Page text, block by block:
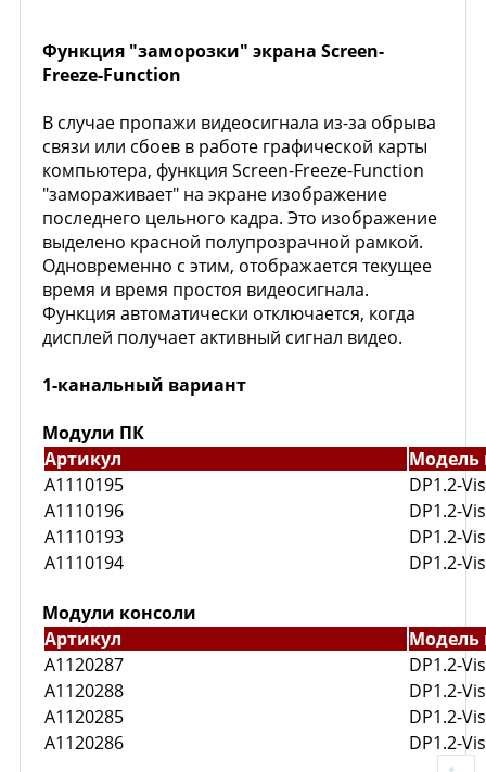
Функция "заморозки" экрана Screen-
Freeze-Function
В случае пропажи видеосигнала из-за обрыва
связи или сбоев в работе графической карты
компьютера, функция Screen-Freeze-Function
"замораживает" на экране изображение
последнего цельного кадра. Это изображение
выделено красной полупрозрачной рамкой.
Одновременно с этим, отображается текущее
время и время простоя видеосигнала.
Функция автоматически отключается, когда
дисплей получает активный сигнал видео.
1-канальный вариант
Модули ПК
Артикул
Модель
A1110195
DP1.2-
A1110196
DP1.2-
A1110193
DP1.2-
A1110194
DP1.2-
Модули консоли
Артикул
Модель
A1120287
DP1.2-
A1120288
DP1.2-
A1120285
DP1.2-
A1120286
DP1.2-